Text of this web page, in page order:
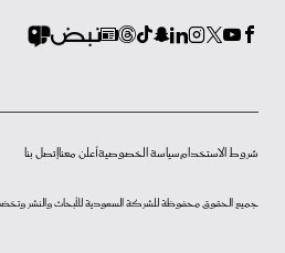
شروط الاستخدامسياسة الخصوصيةأعلن معناإتصل بنا
جميع الحقوق محفوظة للشركة السعودية للأبحاث والنشر وتخضع